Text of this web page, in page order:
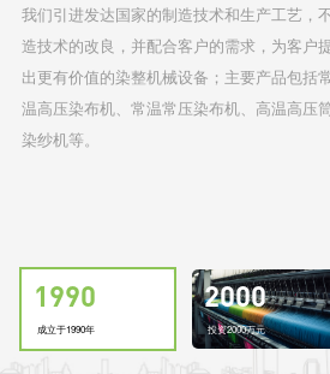
我们引进发达国家的制造技术和生产工艺，
造技术的改良，并配合客户的需求，为客户
出更有价值的染整机械设备；主要产品包括
温高压染布机、常温常压染布机、高温高压
染纱机等。
1990
成立于1990年
2000
投资2000万元